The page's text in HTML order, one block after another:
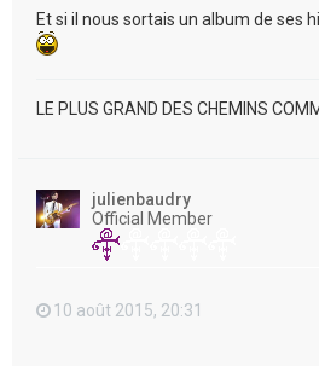
Et si il nous sortais un album de ses
LE PLUS GRAND DES CHEMINS
julienbaudry
Official Member
10 août 2015, 20:31